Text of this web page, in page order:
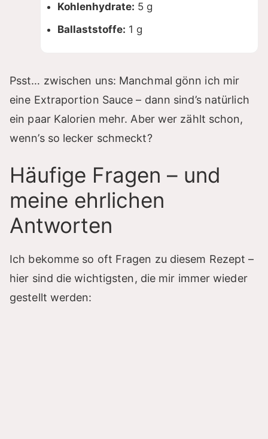
Kohlenhydrate: 5 g
Ballaststoffe: 1 g
Psst… zwischen uns: Manchmal gönn ich mir
eine Extraportion Sauce – dann sind’s natürlich
ein paar Kalorien mehr. Aber wer zählt schon,
wenn’s so lecker schmeckt?
Häufige Fragen – und
meine ehrlichen
Antworten
Ich bekomme so oft Fragen zu diesem Rezept –
hier sind die wichtigsten, die mir immer wieder
gestellt werden: